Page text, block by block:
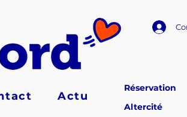
Actu
Réservation
Altercité